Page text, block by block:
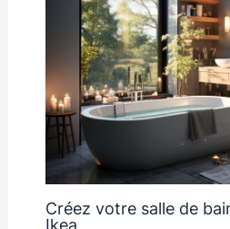
Créez votre salle de
Ikea